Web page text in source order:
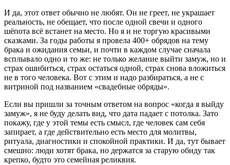
И да, этот ответ обычно не любят. Он не греет, не украшает
реальность, не обещает, что после одной свечи и одного
шёпота всё встанет на место. Но я и не торгую красивыми
сказками. За годы работы я провела 400+ обрядов на тему
брака и ожидания семьи, и почти в каждом случае сначала
всплывало одно и то же: не только желание выйти замуж, но и
страх ошибиться, страх остаться одной, страх снова вложиться
не в того человека. Вот с этим и надо разбираться, а не с
витриной под названием «свадебные обряды».
Если вы пришли за точным ответом на вопрос «когда я выйду
замуж», я не буду делать вид, что дата падает с потолка. Зато
покажу, где у этой темы есть смысл, где человек сам себя
запирает, а где действительно есть место для молитвы,
ритуала, диагностики и спокойной практики. И да, тут бывает
смешно: люди хотят брака, но держатся за старую обиду так
крепко, будто это семейная реликвия.